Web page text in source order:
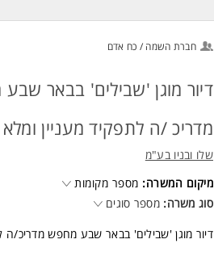
- ניסיון בבישול - יתרון.
- ניסיון עם אוכלוסיות מיוחדות- יתרון.
חברת השמה / כח אדם
דיור מוגן 'שבילים' בבאר
מדריכ /ה לתפקיד מעניין
שלו ובניו בע"מ
מיקום המשרה: מספר מקומות
סוג משרה: מספר סוגים
דיור מוגן 'שבילים' בבאר שבע מחפש מדריכ/ה